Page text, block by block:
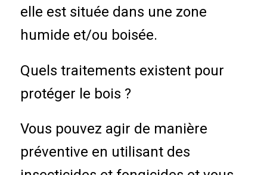
elle est située dans une zone
humide et/ou boisée.
Quels traitements existent pour
protéger le bois ?
Vous pouvez agir de manière
préventive en utilisant des